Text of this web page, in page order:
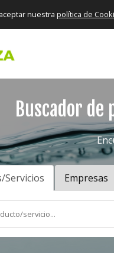
nuestra política de
Buscador
Servicios Empresas